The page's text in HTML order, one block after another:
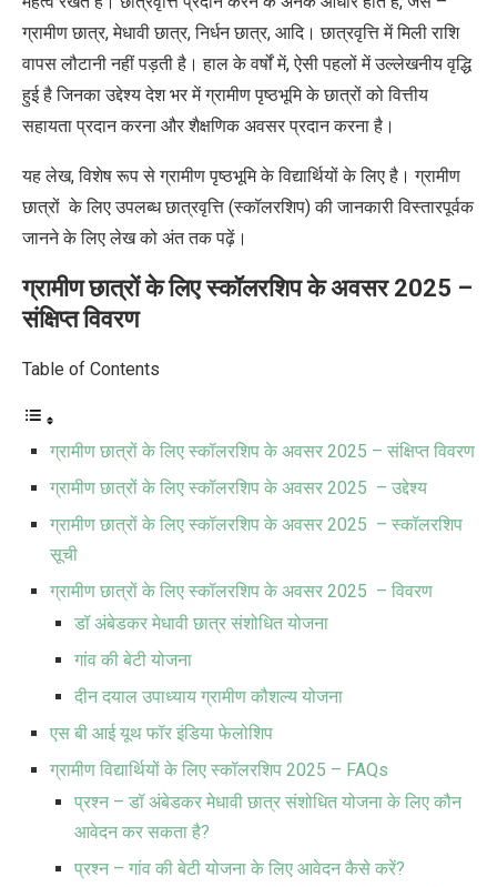
ग्रामीण छात्र, मेधावी छात्र, निर्धन छात्र, आदि। छात्रवृत्ति में मिली राशि
वापस लौटानी नहीं पड़ती है। हाल के वर्षों में, ऐसी पहलों में उल्लेखनीय वृद्धि
हुई है जिनका उद्देश्य देश भर में ग्रामीण पृष्ठभूमि के छात्रों को वित्तीय
सहायता प्रदान करना और शैक्षणिक अवसर प्रदान करना है।
यह लेख, विशेष रूप से ग्रामीण पृष्ठभूमि के विद्यार्थियों के लिए है। ग्रामीण
छात्रों के लिए उपलब्ध छात्रवृत्ति (स्कॉलरशिप) की जानकारी विस्तारपूर्वक
जानने के लिए लेख को अंत तक पढ़ें।
ग्रामीण छात्रों के लिए स्कॉलरशिप के अवसर 2025 –
संक्षिप्त विवरण
Table of Contents
ग्रामीण छात्रों के लिए स्कॉलरशिप के अवसर 2025 – संक्षिप्त विवरण
ग्रामीण छात्रों के लिए स्कॉलरशिप के अवसर 2025 – उद्देश्य
ग्रामीण छात्रों के लिए स्कॉलरशिप के अवसर 2025 – स्कॉलरशिप
सूची
ग्रामीण छात्रों के लिए स्कॉलरशिप के अवसर 2025 – विवरण
डॉ अंबेडकर मेधावी छात्र संशोधित योजना
गांव की बेटी योजना
दीन दयाल उपाध्याय ग्रामीण कौशल्य योजना
एस बी आई यूथ फॉर इंडिया फेलोशिप
ग्रामीण विद्यार्थियों के लिए स्कॉलरशिप 2025 – FAQs
प्रश्न – डॉ अंबेडकर मेधावी छात्र संशोधित योजना के लिए कौन
आवेदन कर सकता है?
प्रश्न – गांव की बेटी योजना के लिए आवेदन कैसे करें?